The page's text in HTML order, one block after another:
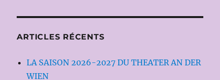
ARTICLES RÉCENTS
LA SAISON 2026-2027 DU THEATER AN DER
WIEN